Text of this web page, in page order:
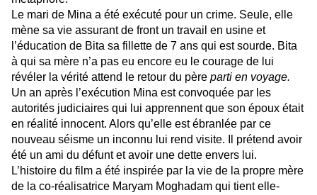
Le mari de Mina a été exécuté pour un crime. Seule, elle
mène sa vie assurant de front un travail en usine et
l’éducation de Bita sa fillette de 7 ans qui est sourde. Bita
à qui sa mère n’a pas eu encore eu le courage de lui
révéler la vérité attend le retour du père parti en voyage.
Un an après l’exécution Mina est convoquée par les
autorités judiciaires qui lui apprennent que son époux était
en réalité innocent. Alors qu’elle est ébranlée par ce
nouveau séisme un inconnu lui rend visite. Il prétend avoir
été un ami du défunt et avoir une dette envers lui.
L’histoire du film a été inspirée par la vie de la propre mère
de la co-réalisatrice Maryam Moghadam qui tient elle-